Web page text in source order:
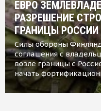
ЕВРО
РАЗРЕШЕНИЕ
ГРАНИЦЫ РОССИИ
Силы обороны
соглашения с
возле границы с
начать